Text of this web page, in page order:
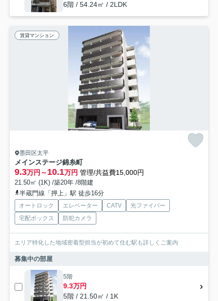
6階 / 54.24㎡ / 2LDK
賃貸マンション
墨田区太平
メインステージ錦糸町
9.3万円～10.1万円 管理/共益費15,000円
21.50㎡ (1K) /築20年 /8階建
半蔵門線「押上」駅 徒歩16分
オートロック エレベーター CATV
光ファイバー
宅配ボックス
防犯カメラ
エリア特化した地域密着型担当が初めて住む駅も詳しくご案内
募集中の部屋
5階
9.3万円
5階 / 21.50㎡ / 1K